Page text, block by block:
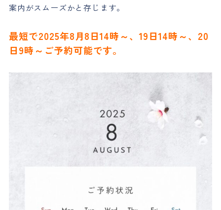
案内がスムーズかと存じます。
最短で2025年8月8日14時～、19日14時～、20
日9時～ご予約可能です。